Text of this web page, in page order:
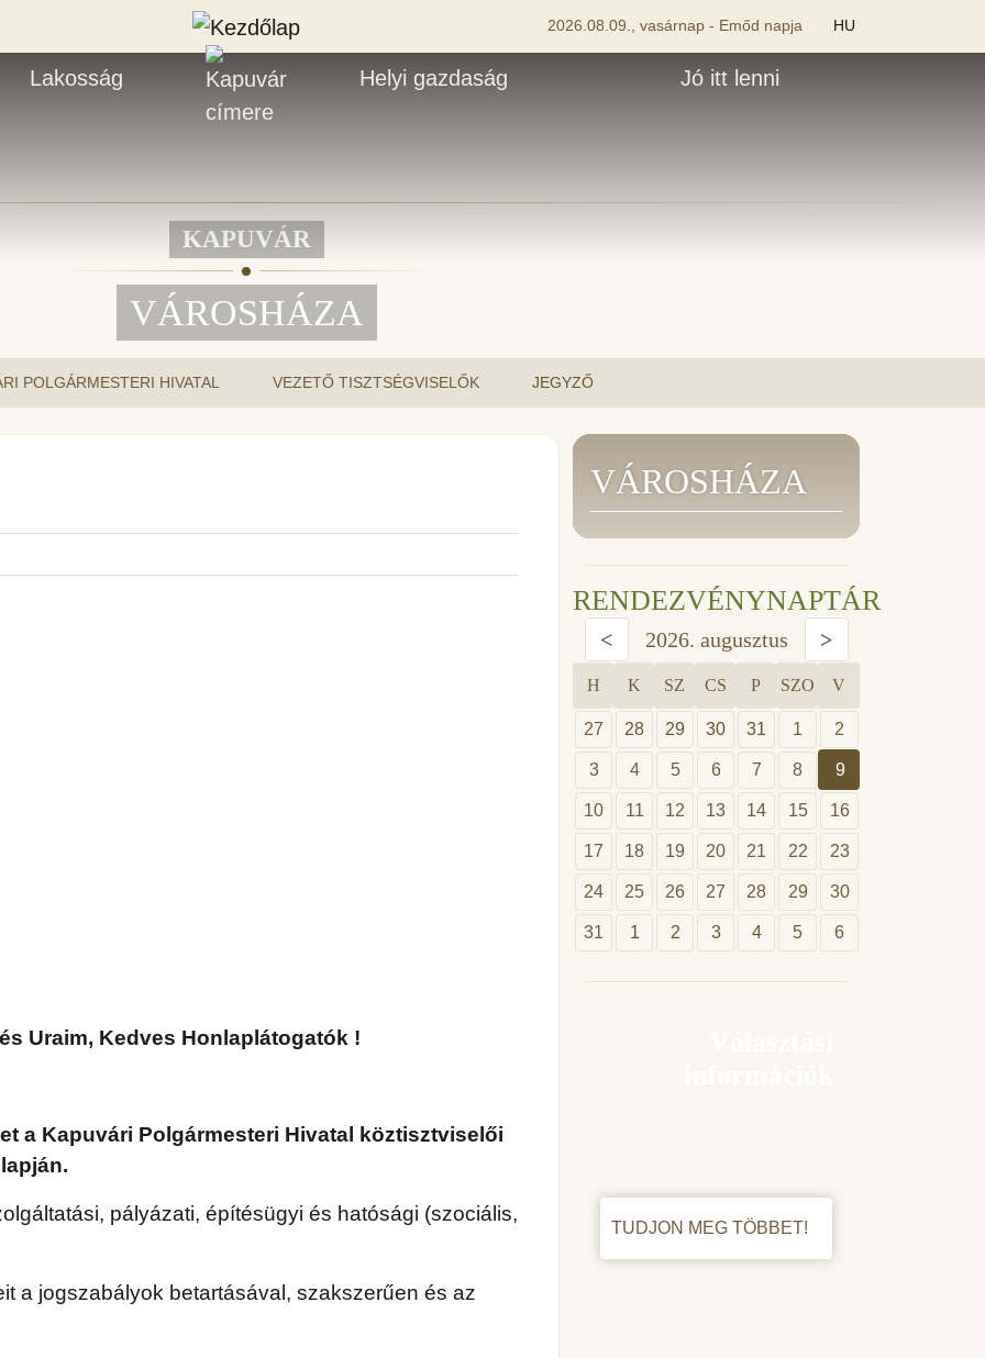
2026.08.09., vasárnap - Emőd napja HU
Lakosság Helyi gazdaság Jó itt lenni
KAPUVÁR
VÁROSHÁZA
POLGÁRMESTERI HIVATAL VEZETŐ TISZTSÉGVISELŐK JEGYZŐ
Uraim, Kedves Honlaplátogatók !
a Kapuvári Polgármesteri Hivatal köztisztviselői
pályázati, építésügyi és hatósági (szociális,
a jogszabályok betartásával, szakszerűen és az
VÁROSHÁZA
RENDEZVÉNYNAPTÁR
< 2026. augusztus >
H K SZ CS P SZO V
27 28 29 30 31 1 2
3 4 5 6 7 8 9
10 11 12 13 14 15 16
17 18 19 20 21 22 23
24 25 26 27 28 29 30
31 1 2 3 4 5 6
TUDJON MEG TÖBBET!